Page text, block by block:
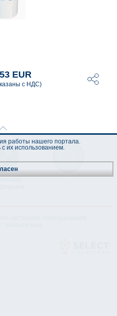
EUR
с НДС)
работы нашего портала.
их использованием.